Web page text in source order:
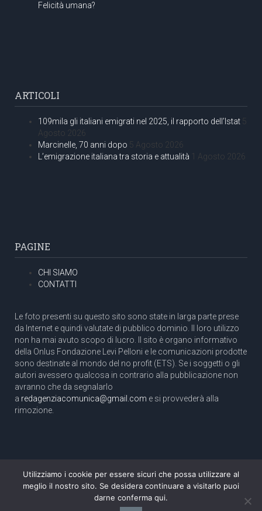
Felicità umana?
ARTICOLI
109mila gli italiani emigrati nel 2025, il rapporto dell’Istat 5
Agosto 2026
Marcinelle, 70 anni dopo 5 Agosto 2026
L’emigrazione italiana tra storia e attualità 1 Agosto 2026
PAGINE
CHI SIAMO
CONTATTI
Le foto presenti su questo sito sono state in larga parte prese
da Internet e quindi valutate di pubblico dominio. Il loro utilizzo
non ha mai avuto scopo di lucro. Il sito è organo informativo
della Onlus Fondazione Levi Pelloni e le comunicazioni prodotte
sono destinate al mondo del no profit (ETS). Se i soggetti o gli
autori avessero qualcosa in contrario alla pubblicazione non
avranno che da segnalarlo
a redagenziacomunica@gmail.com e si provvederà alla
rimozione.
Copyright 2003 com.unica - Tutti i diritti riservati
Aut. Tribunale di Roma N. 466/2003 dell'11/11/2003
Direttore responsabile: Pino Pelloni [direttore@agenziacomunica.net]
Utilizziamo i cookie per essere sicuri che possa utilizzare al
meglio il nostro sito. Se desidera continuare a visitarlo puoi
darne conferma qui.